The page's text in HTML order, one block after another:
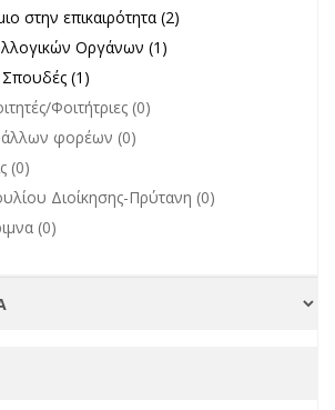
στην επικαιρότητα filter
στην επικαιρότητα (2)
Συλλογικών Οργάνων filter
Οργάνων (1)
Σπουδές filter
Σπουδές (1)
Φοιτήτριες (0)
άλλων φορέων (0)
(0)
Διοίκησης-Πρύτανη (0)
(0)